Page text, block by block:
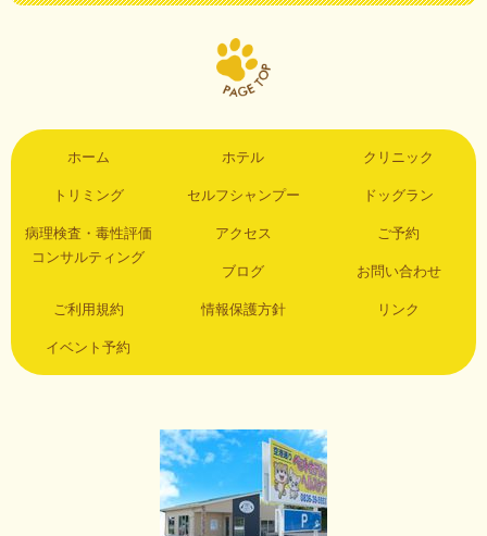
ホーム ホテル クリニック
トリミング セルフシャンプー ドッグラン
病理検査・毒性評価
コンサルティング
アクセス ご予約
ブログ お問い合わせ
ご利用規約 情報保護方針 リンク
イベント予約